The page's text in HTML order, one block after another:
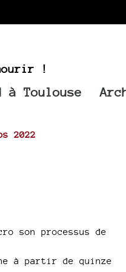
!
à Toulouse
2022
son processus de
à partir de quinze